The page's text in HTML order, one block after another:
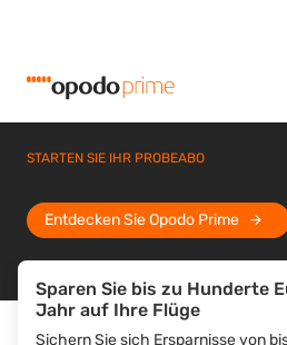
STARTEN SIE IHR PROBEABO
Entdecken Sie Opodo Prime
Sparen Sie bis zu Hunderte
Jahr auf Ihre Flüge
Sichern Sie sich Ersparnisse von